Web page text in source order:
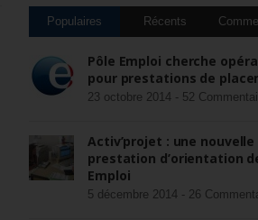
Populaires Récents
Pôle Emploi cherche
pour prestations de
23 octobre 2014 - 52
Activ’projet : une nouvelle
prestation d’orientation
Emploi
5 décembre 2014 - 26